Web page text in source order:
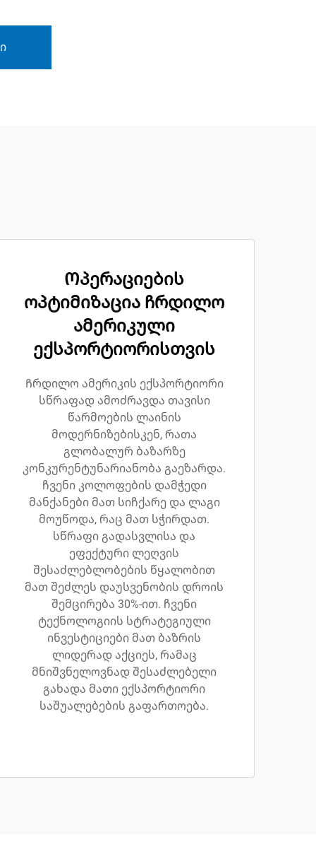
Ოპერაციების
ოპტიმიზაცია ჩრდილო
ამერიკული
ექსპორტიორისთვის
Ჩრდილო ამერიკის ექსპორტიორი
სწრაფად ამოძრავდა თავისი
წარმოების ლაინის
მოდერნიზებისკენ, რათა
გლობალურ ბაზარზე
კონკურენტუნარიანობა გაეზარდა.
ჩვენი კოლოფების დამჭედი
მანქანები მათ სიჩქარე და ლაგი
მოუწოდა, რაც მათ სჭირდათ.
სწრაფი გადასვლისა და
ეფექტური ლეღვის
შესაძლებლობების წყალობით
მათ შეძლეს დაუსვენობის დროის
შემცირება 30%-ით. ჩვენი
ტექნოლოგიის სტრატეგიული
ინვესტიციები მათ ბაზრის
ლიდერად აქციეს, რამაც
მნიშვნელოვნად შესაძლებელი
გახადა მათი ექსპორტიორი
საშუალებების გაფართოება.